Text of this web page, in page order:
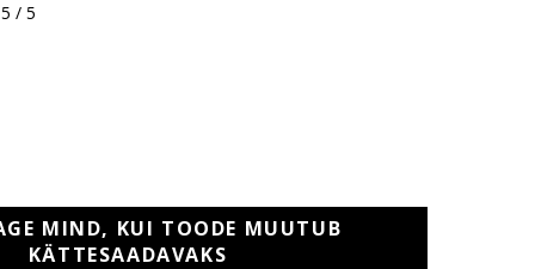
5 / 5
MIND, KUI TOODE MUUTUB
KÄTTESAADAVAKS